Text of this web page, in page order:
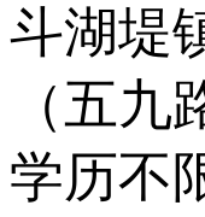
斗湖堤
（五九
学历不